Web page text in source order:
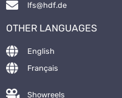
lfs@hdf.de
OTHER LANGUAGES
English
Français
Showreels